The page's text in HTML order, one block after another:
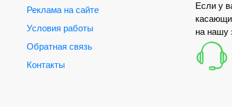
Реклама на сайте
Условия работы
Обратная связь
Контакты
Если у
на нашу